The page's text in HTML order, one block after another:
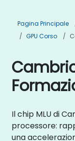
Pagina Principale
GPU Corso
Il chip MLU di
processore:
una